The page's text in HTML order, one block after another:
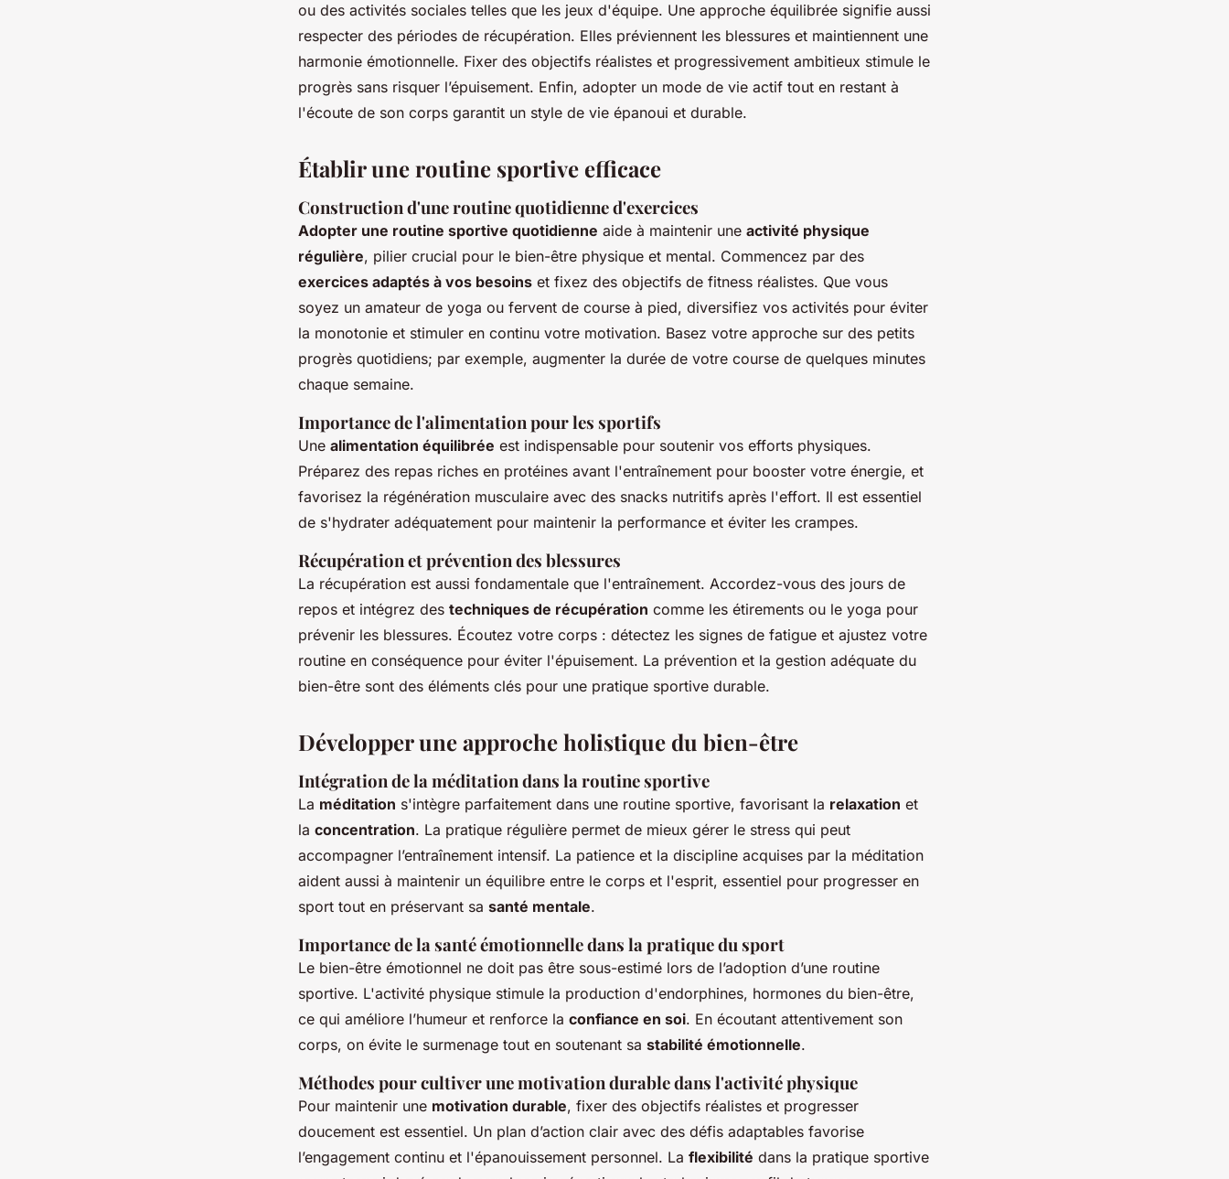
ou des activités sociales telles que les jeux d'équipe. Une approche équilibrée signifie aussi
respecter des périodes de récupération. Elles préviennent les blessures et maintiennent une
harmonie émotionnelle. Fixer des objectifs réalistes et progressivement ambitieux stimule le
progrès sans risquer l’épuisement. Enfin, adopter un mode de vie actif tout en restant à
l'écoute de son corps garantit un style de vie épanoui et durable.
Établir une routine sportive efficace
Construction d'une routine quotidienne d'exercices
Adopter une routine sportive quotidienne aide à maintenir une activité physique
régulière, pilier crucial pour le bien-être physique et mental. Commencez par des
exercices adaptés à vos besoins et fixez des objectifs de fitness réalistes. Que vous
soyez un amateur de yoga ou fervent de course à pied, diversifiez vos activités pour éviter
la monotonie et stimuler en continu votre motivation. Basez votre approche sur des petits
progrès quotidiens; par exemple, augmenter la durée de votre course de quelques minutes
chaque semaine.
Importance de l'alimentation pour les sportifs
Une alimentation équilibrée est indispensable pour soutenir vos efforts physiques.
Préparez des repas riches en protéines avant l'entraînement pour booster votre énergie, et
favorisez la régénération musculaire avec des snacks nutritifs après l'effort. Il est essentiel
de s'hydrater adéquatement pour maintenir la performance et éviter les crampes.
Récupération et prévention des blessures
La récupération est aussi fondamentale que l'entraînement. Accordez-vous des jours de
repos et intégrez des techniques de récupération comme les étirements ou le yoga pour
prévenir les blessures. Écoutez votre corps : détectez les signes de fatigue et ajustez votre
routine en conséquence pour éviter l'épuisement. La prévention et la gestion adéquate du
bien-être sont des éléments clés pour une pratique sportive durable.
Développer une approche holistique du bien-être
Intégration de la méditation dans la routine sportive
La méditation s'intègre parfaitement dans une routine sportive, favorisant la relaxation et
la concentration. La pratique régulière permet de mieux gérer le stress qui peut
accompagner l’entraînement intensif. La patience et la discipline acquises par la méditation
aident aussi à maintenir un équilibre entre le corps et l'esprit, essentiel pour progresser en
sport tout en préservant sa santé mentale.
Importance de la santé émotionnelle dans la pratique du sport
Le bien-être émotionnel ne doit pas être sous-estimé lors de l’adoption d’une routine
sportive. L'activité physique stimule la production d'endorphines, hormones du bien-être,
ce qui améliore l’humeur et renforce la confiance en soi. En écoutant attentivement son
corps, on évite le surmenage tout en soutenant sa stabilité émotionnelle.
Méthodes pour cultiver une motivation durable dans l'activité physique
Pour maintenir une motivation durable, fixer des objectifs réalistes et progresser
doucement est essentiel. Un plan d’action clair avec des défis adaptables favorise
l’engagement continu et l'épanouissement personnel. La flexibilité dans la pratique sportive